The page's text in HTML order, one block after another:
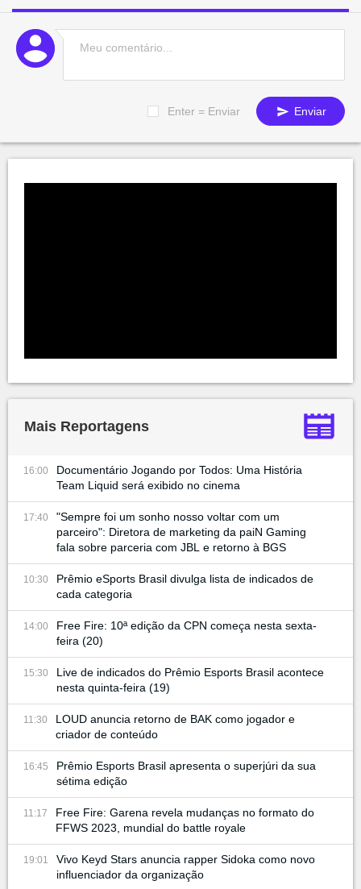
Enter = Enviar Enviar
Mais Reportagens
16:00
Documentário Jogando por Todos: Uma História
Team Liquid será exibido no cinema
17:40
"Sempre foi um sonho nosso voltar com um
parceiro": Diretora de marketing da paiN Gaming
fala sobre parceria com JBL e retorno à BGS
10:30
Prêmio eSports Brasil divulga lista de indicados de
cada categoria
14:00
Free Fire: 10ª edição da CPN começa nesta sexta-
feira (20)
15:30
Live de indicados do Prêmio Esports Brasil acontece
nesta quinta-feira (19)
11:30
LOUD anuncia retorno de BAK como jogador e
criador de conteúdo
16:45
Prêmio Esports Brasil apresenta o superjúri da sua
sétima edição
11:17
Free Fire: Garena revela mudanças no formato do
FFWS 2023, mundial do battle royale
19:01
Vivo Keyd Stars anuncia rapper Sidoka como novo
influenciador da organização